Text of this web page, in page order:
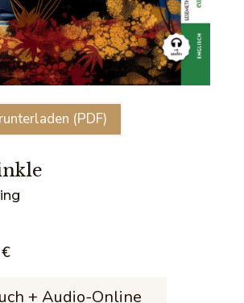
(PDF)
€Preisspanne:
+ Audio-Online